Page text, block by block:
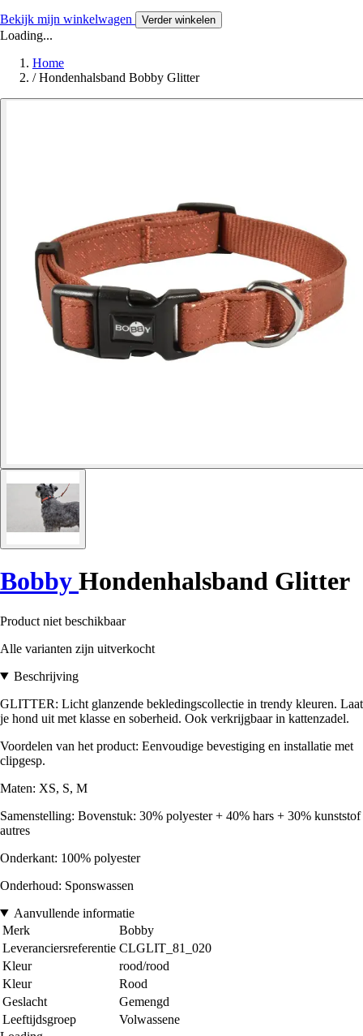
Bekijk mijn winkelwagen Verder winkelen
Loading...
Home
/ Hondenhalsband Bobby Glitter
Bobby Hondenhalsband Glitter
Product niet beschikbaar
Alle varianten zijn uitverkocht
Beschrijving
GLITTER: Licht glanzende bekledingscollectie in trendy kleuren. Laat
je hond uit met klasse en soberheid. Ook verkrijgbaar in kattenzadel.
Voordelen van het product: Eenvoudige bevestiging en installatie met
clipgesp.
Maten: XS, S, M
Samenstelling: Bovenstuk: 30% polyester + 40% hars + 30% kunststof
autres
Onderkant: 100% polyester
Onderhoud: Sponswassen
Aanvullende informatie
Merk
Bobby
Leveranciersreferentie CLGLIT_81_020
Kleur
rood/rood
Kleur
Rood
Geslacht
Gemengd
Leeftijdsgroep
Volwassene